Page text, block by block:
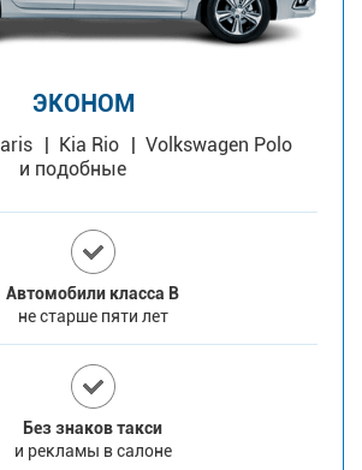
ЭКОНОМ
Kia Rio
Volkswagen Polo
и подобные
Автомобили класса В
не старше пяти лет
Без знаков такси
и рекламы в салоне